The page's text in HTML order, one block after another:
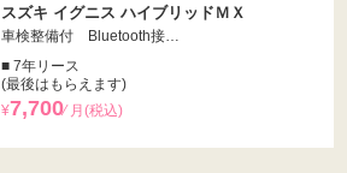
スズキ イグニス ハイブリッドＭＸ
車検整備付 Bluetooth接…
■ 7年リース
(最後はもらえます)
¥7,700⁄ 月(税込)